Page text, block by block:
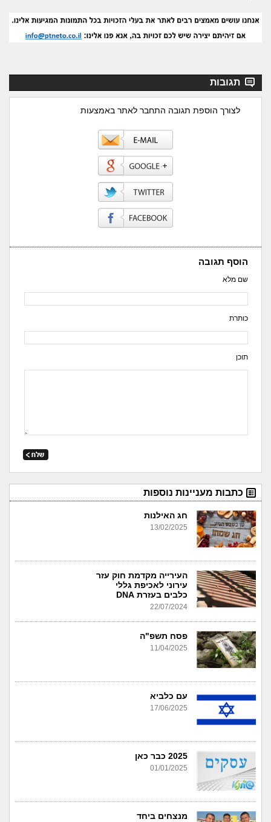
תגובות
לצורך הוספת תגובה התחבר לאתר באמצעות
הוסף תגובה
שם מלא
כותרת
תוכן
כתבות מעניינות נוספות
חג האילנות
13/02/2025
העירייה מקדמת חוק עזר
עירוני לאכיפת גללי
כלבים בעזרת DNA
22/07/2024
פסח תשפ"ה
11/04/2025
עם כלביא
17/06/2025
2025 כבר כאן
01/01/2025
מנצחים ביחד